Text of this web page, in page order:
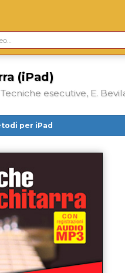
(iPad)
esecutive, E.
per iPad